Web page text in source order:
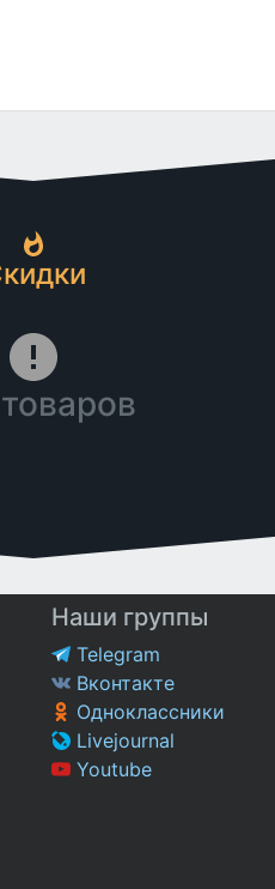
Наши группы
Telegram
Вконтакте
Одноклассники
Livejournal
Youtube